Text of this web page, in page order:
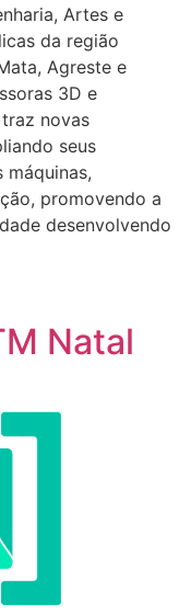
Artes e
da região
Agreste e
3D e
novas
seus
promovendo a
desenvolvendo
Natal